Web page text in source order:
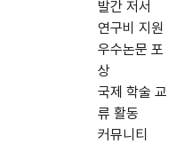
발간 저서
연구비 지원
우수논문 포
상
국제 학술 교
류 활동
커뮤니티